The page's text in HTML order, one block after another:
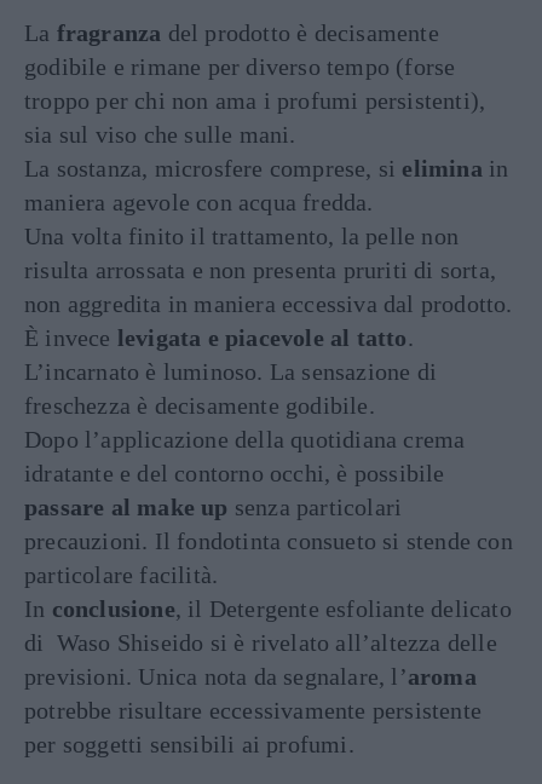
La fragranza del prodotto è decisamente
godibile e rimane per diverso tempo (forse
troppo per chi non ama i profumi persistenti),
sia sul viso che sulle mani.
La sostanza, microsfere comprese, si elimina in
maniera agevole con acqua fredda.
Una volta finito il trattamento, la pelle non
risulta arrossata e non presenta pruriti di sorta,
non aggredita in maniera eccessiva dal prodotto.
È invece levigata e piacevole al tatto.
L’incarnato è luminoso. La sensazione di
freschezza è decisamente godibile.
Dopo l’applicazione della quotidiana crema
idratante e del contorno occhi, è possibile
passare al make up senza particolari
precauzioni. Il fondotinta consueto si stende con
particolare facilità.
In conclusione, il Detergente esfoliante delicato
di Waso Shiseido si è rivelato all’altezza delle
previsioni. Unica nota da segnalare, l’aroma
potrebbe risultare eccessivamente persistente
per soggetti sensibili ai profumi.